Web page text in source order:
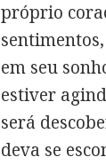
próprio
em seu
estiver
será
deva se